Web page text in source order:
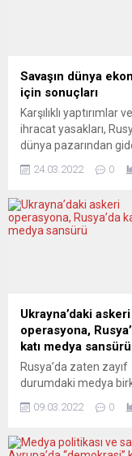
Yorumcular, gelecekte
Twitter’ı nelerin
konusunda şüpheli.
ECONOMIA ONLINE
(Portekiz) BİR...
Savaşın dünya
için sonuçları
Karşılıklı yaptırımlar ve
ihracat yasakları,
dünya pazarından
daha fazla koparıyor.
tüm küresel
yavaşlaması, ticaret
kesintileri yaşanması
harekete geçme
bulunuyor. DIE PRESSE
(Avusturya) AVRUPA
BORÇLA UCUZ GIDA
ÜRETİYOR Die Presse,
Putin’in savaşının...
24.03.2022 0
Ukrayna’daki askeri
operasyona,
katı medya sansürü
Rusya’da zaten zayıf
durumdaki medya
çekildi: Ordu ve
resmi açıklamaların
09.03.2022 0